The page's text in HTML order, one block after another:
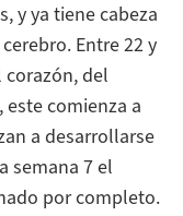
y ya tiene cabeza
Entre 22 y
del
comienza a
a desarrollarse
semana 7 el
por completo.